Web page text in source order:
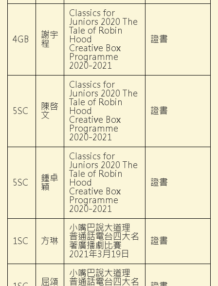
4GB 謝宇
程
Classics for
Juniors 2020 The
Tale of Robin
Hood
Creative Box
Programme
2020-2021
證書
5SC 陳啓
文
Classics for
Juniors 2020 The
Tale of Robin
Hood
Creative Box
Programme
2020-2021
證書
5SC 鍾卓
穎
Classics for
Juniors 2020 The
Tale of Robin
Hood
Creative Box
Programme
2020-2021
證書
1SC 方琳
小嘴巴說大道理
普通話電台四大名
著廣播劇比賽
2021年3月19日
證書
屈頌
小嘴巴說大道理
普通話電台四大名